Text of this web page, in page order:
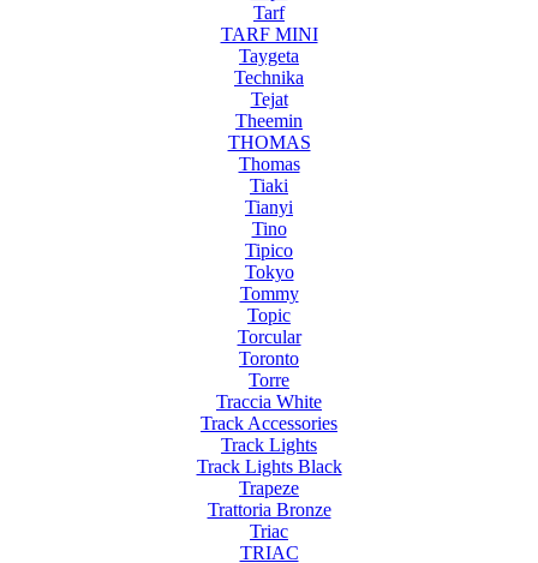
Tarf
TARF MINI
Taygeta
Technika
Tejat
Theemin
THOMAS
Thomas
Tiaki
Tianyi
Tino
Tipico
Tokyo
Tommy
Topic
Torcular
Toronto
Torre
Traccia White
Track Accessories
Track Lights
Track Lights Black
Trapeze
Trattoria Bronze
Triac
TRIAC